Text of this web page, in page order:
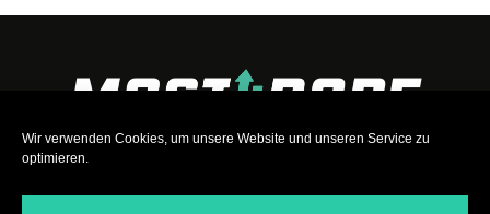
Wir verwenden Cookies, um unsere Website und unseren Service zu
optimieren.